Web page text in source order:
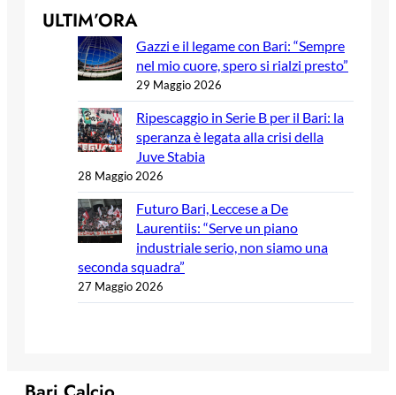
ULTIM’ORA
Gazzi e il legame con Bari: “Sempre
nel mio cuore, spero si rialzi presto”
29 Maggio 2026
Ripescaggio in Serie B per il Bari: la
speranza è legata alla crisi della
Juve Stabia
28 Maggio 2026
Futuro Bari, Leccese a De
Laurentiis: “Serve un piano
industriale serio, non siamo una
seconda squadra”
27 Maggio 2026